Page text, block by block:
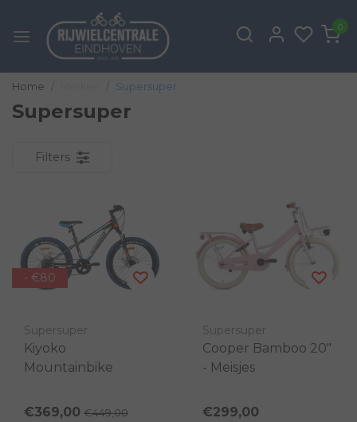
0
Home Supersuper
Supersuper
Filters
- €80
Supersuper
Kiyoko
Mountainbike
€369,00 €449,00
Supersuper
Cooper Bamboo 20"
- Meisjes
€299,00